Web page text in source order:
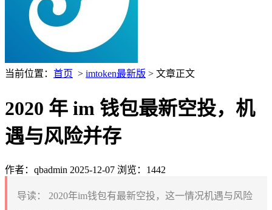
当前位置： 首页 > imtoken最新版 > 文章正文
2020 年 im 钱包最新空投，机
遇与风险并存
作者：qbadmin 2025-12-07 浏览：1442
导读：
2020年im钱包有最新空投，这一情况机遇与风险